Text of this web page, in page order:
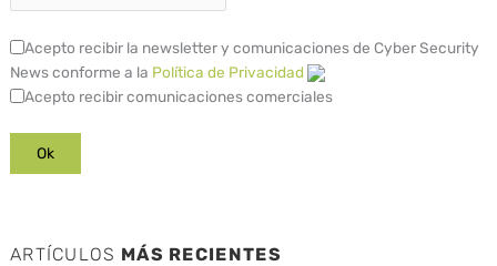
Acepto recibir la newsletter y comunicaciones de Cyber Security
News conforme a la Política de Privacidad
Acepto recibir comunicaciones comerciales
ARTÍCULOS MÁS RECIENTES